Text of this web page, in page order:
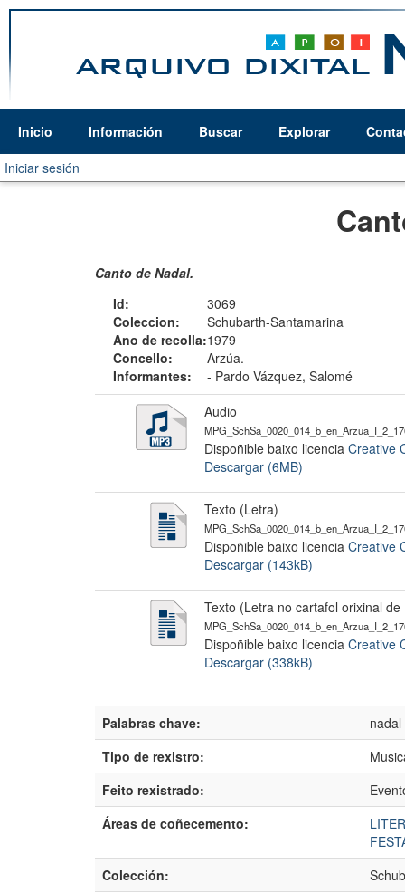
Inicio Información Buscar Explorar
Iniciar sesión
Canto de Nadal.
Id:
3069
Coleccion:
Schubarth-Santamarina
Ano de recolla:1979
Concello:
Arzúa.
Informantes:
- Pardo Vázquez, Salomé
Audio
Dispoñible baixo licencia Creative
Descargar (6MB)
Texto (Letra)
Dispoñible baixo licencia Creative
Descargar (143kB)
Texto (Letra no cartafol orixinal
Dispoñible baixo licencia Creative
Descargar (338kB)
Palabras chave:
Tipo de rexistro:
Feito rexistrado:
Áreas de coñecemento:
Colección: